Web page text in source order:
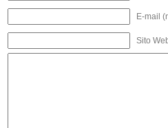
E-mail
Sito